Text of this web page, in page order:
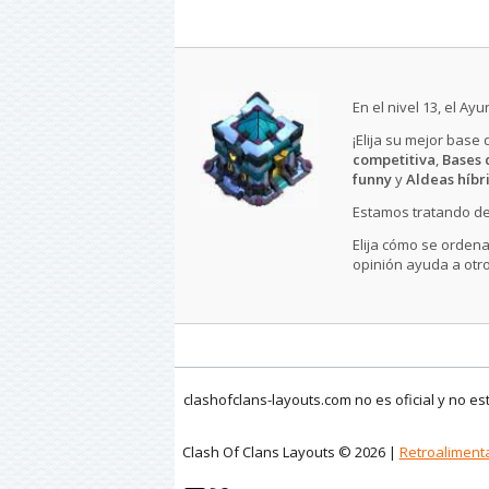
En el nivel 13, el
¡Elija su mejor
competitiva, Bases
funnyyAldeas
Estamos tratando
Elija cómo se
opinión ayuda a
clashofclans-layouts.com no es oficial y no
Clash Of Clans Layouts © 2026 |